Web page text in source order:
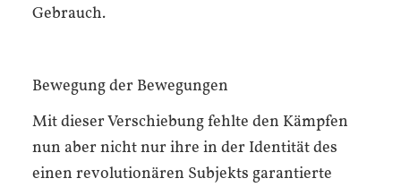
Gebrauch.
Bewegung der Bewegungen
Mit dieser Verschiebung fehlte den Kämpfen
nun aber nicht nur ihre in der Identität des
einen revolutionären Subjekts garantierte